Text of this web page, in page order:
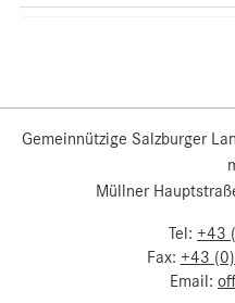
Gemeinnützige Salzburger
Müllner
Tel: +43
Fax: +43
Email: